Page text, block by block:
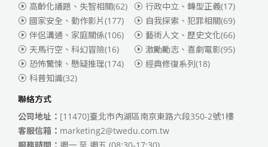
高齡化議題、失智相關(62) 行政中立、轉型正義(17)
國家安全、動作影片(177) 自我探索、犯罪相關(69)
伴侶溝通、家庭關係(106) 藝術人文、歷史文化(66)
天馬行空、科幻冒險(16) 激勵勵志、喜劇電影(95)
恐怖驚悚、懸疑推理(174) 經典修復系列(18)
科普知識(32)
聯絡方式
公司地址： [11470]臺北市內湖區南京東路六段350-2號1樓
客服信箱： marketing2@twedu.com.tw